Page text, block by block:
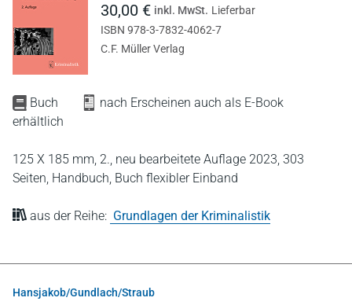
Buch
nach Erscheinen auch als E-Book
erhältlich
125 X 185 mm, 2., neu bearbeitete Auflage 2023, 303
Seiten, Handbuch, Buch flexibler Einband
aus der Reihe: Grundlagen der Kriminalistik
30,00 € inkl. MwSt. Lieferbar
ISBN 978-3-7832-4062-7
C.F. Müller Verlag
Hansjakob/Gundlach/Straub